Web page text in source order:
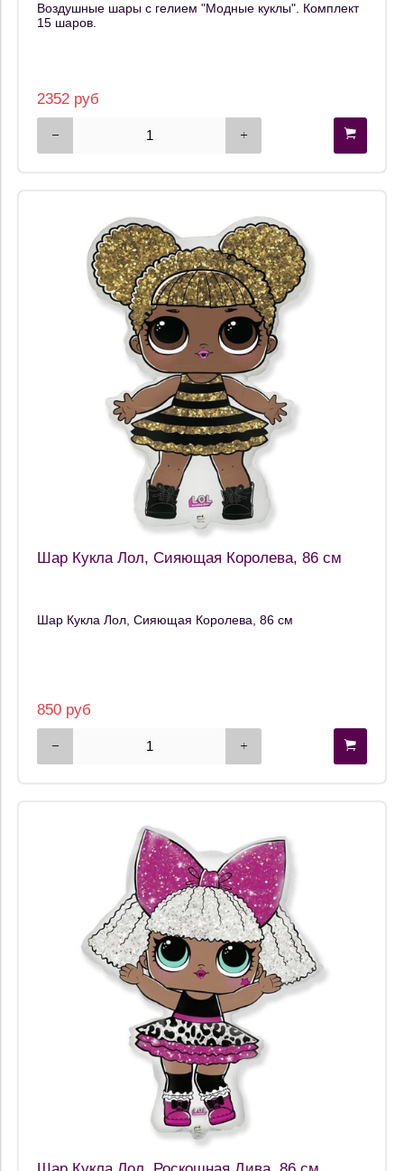
Воздушные шары с гелием "Модные куклы". Комплект
15 шаров.
2352 руб
Шар Кукла Лол, Сияющая Королева, 86 см
Шар Кукла Лол, Сияющая Королева, 86 см
850 руб